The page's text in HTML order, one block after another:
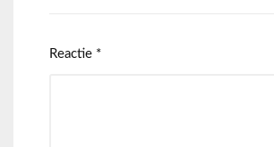
Reactie *